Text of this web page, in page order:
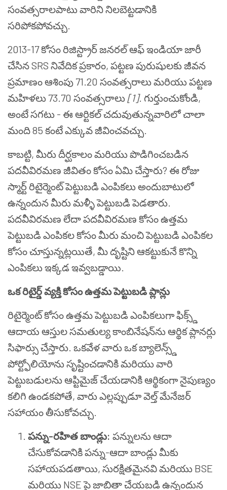
సంవత్సరాలపాటు వారిని నిలబెట్టడానికి
సరిపోకపోవచ్చు.
2013-17 కోసం రిజిస్ట్రార్ జనరల్ ఆఫ్ ఇండియా జారీ
చేసిన SRS నివేదిక ప్రకారం, పట్టణ పురుషులకు జీవన
ప్రమాణం ఆశింపు 71.20 సంవత్సరాలు మరియు పట్టణ
మహిళలు 73.70 సంవత్సరాలు [1]. గుర్తుంచుకోండి,
అంటే సగటు - ఈ ఆర్టికల్ చదువుతున్నవారిలో చాలా
మంది 85 కంటే ఎక్కువ జీవించవచ్చు.
కాబట్టి, మీరు దీర్ఘకాలం మరియు పొడిగించబడిన
పదవీవిరమణ జీవితం కోసం ఏమి చేస్తారు? ఈ రోజు
స్మార్ట్ రిటైర్మెంట్ పెట్టుబడి ఎంపికలు అందుబాటులో
ఉన్నందున మీరు మళ్ళీ పెట్టుబడి పెడతారు.
పదవీవిరమణ లేదా పదవీవిరమణ కోసం ఉత్తమ
పెట్టుబడి ఎంపికల కోసం మీరు మంచి పెట్టుబడి ఎంపికల
కోసం చూస్తున్నట్లయితే, మీ దృష్టిని ఆకట్టుకునే కొన్ని
ఎంపికలు ఇక్కడ ఇవ్వబడ్డాయి.
ఒక రిటైర్డ్ వ్యక్తి కోసం ఉత్తమ పెట్టుబడి ప్లాన్లు
రిటైర్మెంట్ కోసం ఉత్తమ పెట్టుబడి ఎంపికలుగా ఫిక్స్డ్
ఆదాయ ఆస్తుల సమతుల్య కాంబినేషన్‌ను ఆర్థిక ప్లానర్లు
సిఫార్సు చేస్తారు. ఒకవేళ వారు ఒక బ్యాలెన్స్డ్
పోర్ట్ఫోలియోను సృష్టించడానికి మరియు వారి
పెట్టుబడులను ఆప్టిమైజ్ చేయడానికి ఆర్థికంగా నైపుణ్యం
కలిగి ఉండకపోతే, వారు ఎల్లప్పుడూ వెల్త్ మేనేజర్
సహాయం తీసుకోవచ్చు.
పన్ను-రహిత బాండ్లు: పన్నులను ఆదా
చేసుకోవడానికి పన్ను-ఆదా బాండ్లు మీకు
సహాయపడతాయి, సురక్షితమైనవి మరియు BSE
మరియు NSE పై జాబితా చేయబడి ఉన్నందున